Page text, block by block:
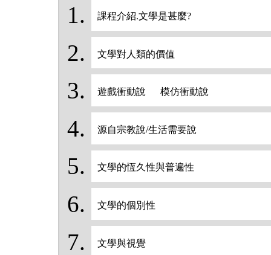
課程介紹.文學是甚麼?
文學對人類的價值
遊戲衝動說 模仿衝動說
源自宗教說/生活需要說
文學的恆久性與普遍性
文學的個別性
文學與視覺